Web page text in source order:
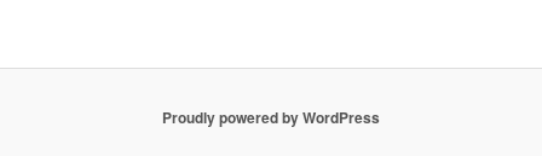
Proudly powered by WordPress